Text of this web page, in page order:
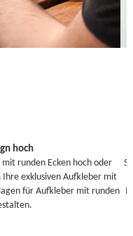
hoch
runden Ecken hoch oder
exklusiven Aufkleber mit
für Aufkleber mit runden